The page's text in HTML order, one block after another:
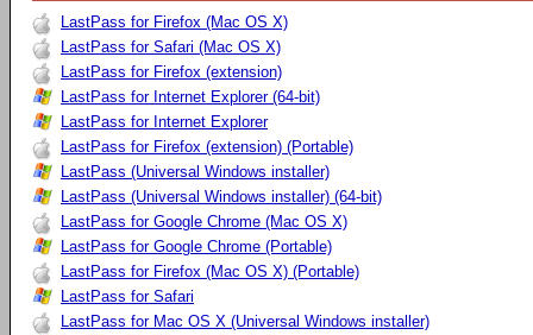
LastPass for Firefox (Mac OS X)
LastPass for Safari (Mac OS X)
LastPass for Firefox (extension)
LastPass for Internet Explorer (64-bit)
LastPass for Internet Explorer
LastPass for Firefox (extension) (Portable)
LastPass (Universal Windows installer)
LastPass (Universal Windows installer) (64-bit)
LastPass for Google Chrome (Mac OS X)
LastPass for Google Chrome (Portable)
LastPass for Firefox (Mac OS X) (Portable)
LastPass for Safari
LastPass for Mac OS X (Universal Windows installer)